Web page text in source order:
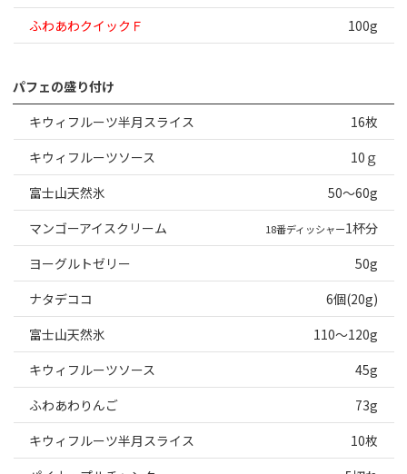
ふわあわクイックＦ
100g
パフェの盛り付け
キウィフルーツ半月スライス
16枚
キウィフルーツソース
10ｇ
富士山天然氷
50～60g
マンゴーアイスクリーム
18番ディッシャー1杯分
ヨーグルトゼリー
50g
ナタデココ
6個(20g)
富士山天然氷
110～120g
キウィフルーツソース
45g
ふわあわりんご
73g
キウィフルーツ半月スライス
10枚